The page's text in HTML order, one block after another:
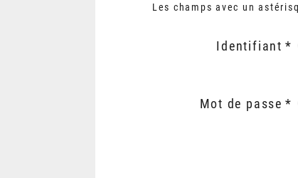
Les champs avec un
Identifiant
Mot de passe